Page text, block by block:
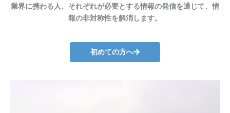
業界に携わる人、それぞれが必要とする情報の発信を通じて、情
報の非対称性を解消します。
初めての方へ